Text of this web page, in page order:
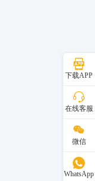
下载APP
在线客服
微信
WhatsApp